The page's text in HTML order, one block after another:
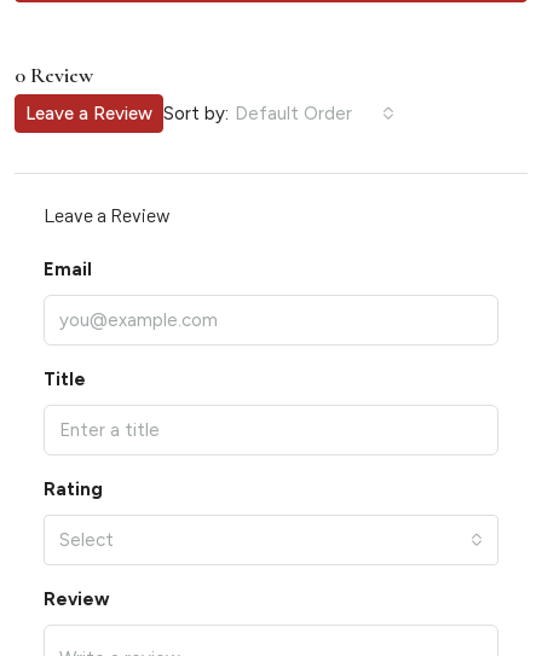
0 Review
Sort by: Default Order
Leave a Review
Leave a Review
Email
Title
Rating
Select
Review